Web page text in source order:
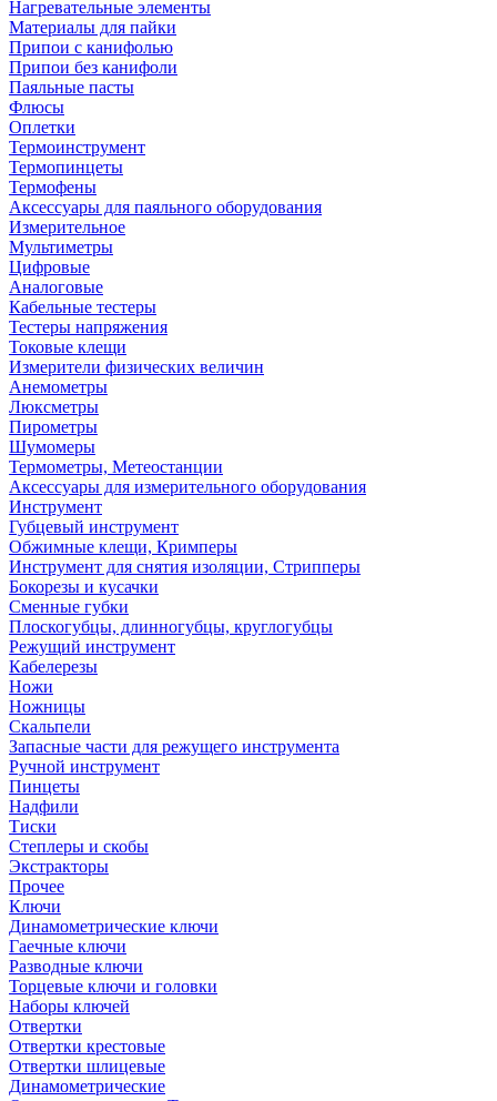
Нагревательные элементы
Материалы для пайки
Припои с канифолью
Припои без канифоли
Паяльные пасты
Флюсы
Оплетки
Термоинструмент
Термопинцеты
Термофены
Аксессуары для паяльного оборудования
Измерительное
Мультиметры
Цифровые
Аналоговые
Кабельные тестеры
Тестеры напряжения
Токовые клещи
Измерители физических величин
Анемометры
Люксметры
Пирометры
Шумомеры
Термометры, Метеостанции
Аксессуары для измерительного оборудования
Инструмент
Губцевый инструмент
Обжимные клещи, Кримперы
Инструмент для снятия изоляции, Стрипперы
Бокорезы и кусачки
Сменные губки
Плоскогубцы, длинногубцы, круглогубцы
Режущий инструмент
Кабелерезы
Ножи
Ножницы
Скальпели
Запасные части для режущего инструмента
Ручной инструмент
Пинцеты
Надфили
Тиски
Степлеры и скобы
Экстракторы
Прочее
Ключи
Динамометрические ключи
Гаечные ключи
Разводные ключи
Торцевые ключи и головки
Наборы ключей
Отвертки
Отвертки крестовые
Отвертки шлицевые
Динамометрические